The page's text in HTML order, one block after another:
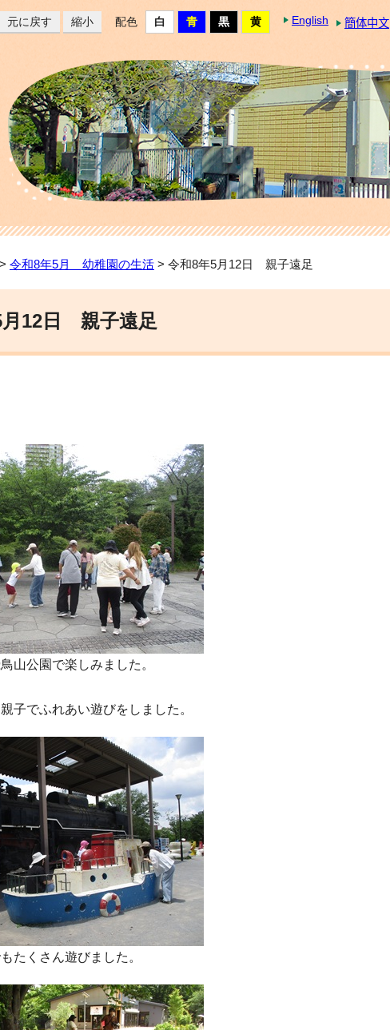
元に戻す 縮小 配色 English 簡体中文
> 令和8年5月 幼稚園の生活 > 令和8年5月12日 親子遠足
月12日 親子遠足
山公園で楽しみました。
子でふれあい遊びをしました。
たくさん遊びました。